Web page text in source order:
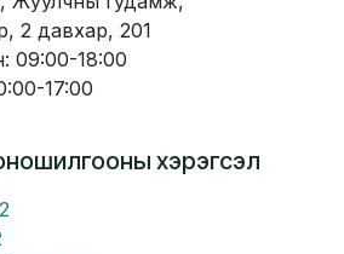
давхар, 201
09:00-18:00
17:00
хэрэгсэл